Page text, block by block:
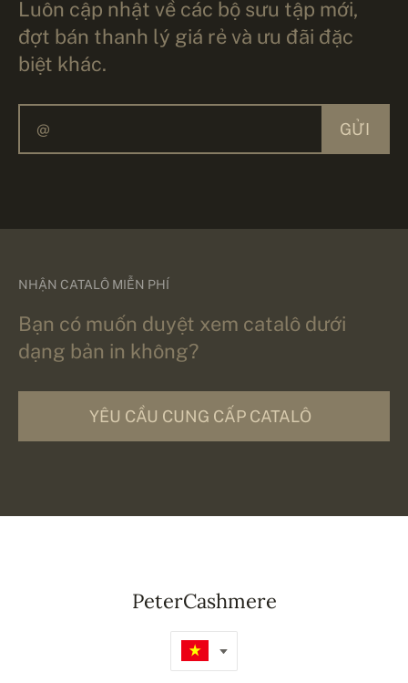
Luôn cập nhật về các bộ sưu tập mới,
đợt bán thanh lý giá rẻ và ưu đãi đặc
biệt khác.
GỬI
NHẬN CATALÔ MIỄN PHÍ
Bạn có muốn duyệt xem catalô dưới
dạng bản in không?
YÊU CẦU CUNG CẤP CATALÔ
PeterCashmere